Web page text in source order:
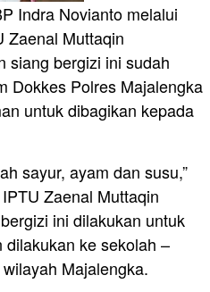
Indra Novianto melalui
Zaenal Muttaqin
siang bergizi ini sudah
Dokkes Polres Majalengka
untuk dibagikan kepada
sayur, ayam dan susu,”
Zaenal Muttaqin
ini dilakukan untuk
ke sekolah –
Majalengka.